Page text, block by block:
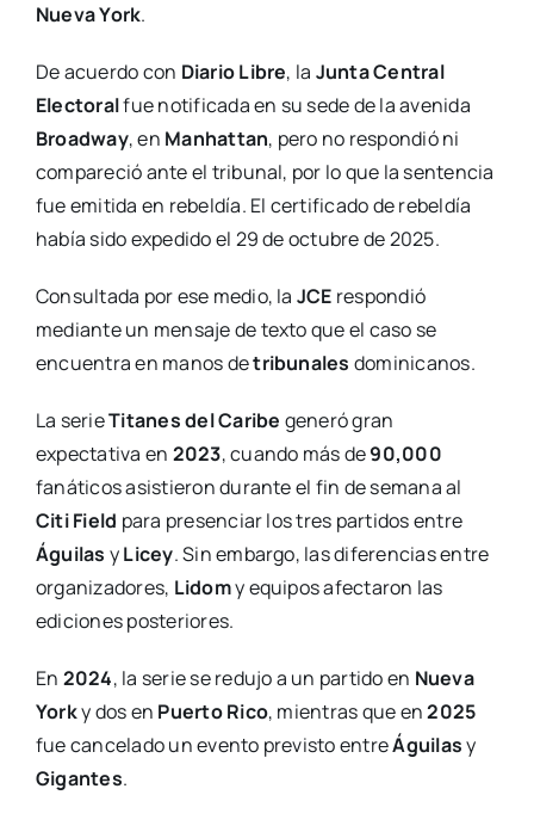
Nueva York.
De acuerdo con Diario Libre, la Junta Central
Electoralfue notificada en su sede de la avenida
Broadway, en Manhattan, pero no respondió ni
compareció ante el tribunal, por lo que la sentencia
fue emitida en rebeldía. El certificado de rebeldía
había sido expedido el 29 de octubre de 2025.
Consultada por ese medio, la JCE respondió
mediante un mensaje de texto que el caso se
encuentra en manos detribunales dominicanos.
La serieTitanes del Caribe generó gran
expectativa en 2023, cuando más de90,000
fanáticos asistieron durante el fin de semana al
Citi Field para presenciar los tres partidos entre
Águilas yLicey. Sin embargo, las diferencias entre
organizadores, Lidomy equipos afectaron las
ediciones posteriores.
En 2024, la serie se redujo a un partido en Nueva
Yorky dos en Puerto Rico, mientras que en2025
fue cancelado un evento previsto entreÁguilasy
Gigantes.